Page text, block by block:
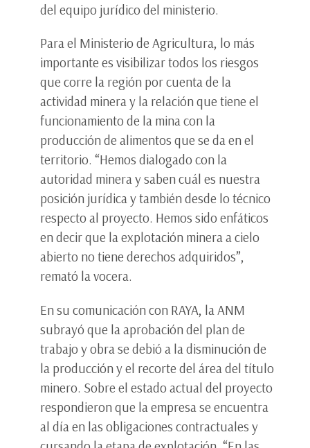
del equipo jurídico del ministerio.
Para el Ministerio de Agricultura, lo más
importante es visibilizar todos los riesgos
que corre la región por cuenta de la
actividad minera y la relación que tiene el
funcionamiento de la mina con la
producción de alimentos que se da en el
territorio. “Hemos dialogado con la
autoridad minera y saben cuál es nuestra
posición jurídica y también desde lo técnico
respecto al proyecto. Hemos sido enfáticos
en decir que la explotación minera a cielo
abierto no tiene derechos adquiridos”,
remató la vocera.
En su comunicación con RAYA, la ANM
subrayó que la aprobación del plan de
trabajo y obra se debió a la disminución de
la producción y el recorte del área del título
minero. Sobre el estado actual del proyecto
respondieron que la empresa se encuentra
al día en las obligaciones contractuales y